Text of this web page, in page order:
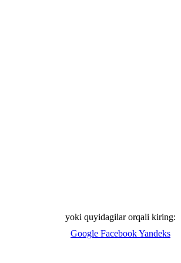
yoki quyidagilar orqali kiring:
Google FacebookYandeks